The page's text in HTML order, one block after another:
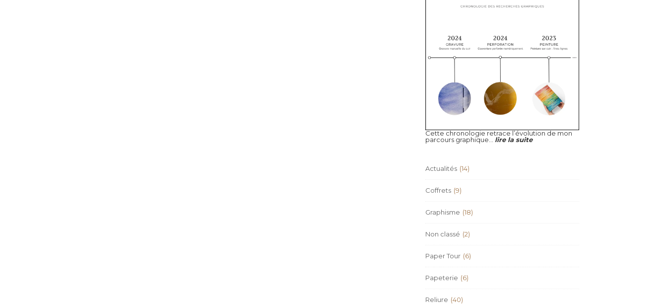
Cette chronologie retrace l’évolution de mon
parcours graphique... lire la suite
Actualités (14)
Coffrets (9)
Graphisme (18)
Non classé (2)
Paper Tour (6)
Papeterie (6)
Reliure (40)